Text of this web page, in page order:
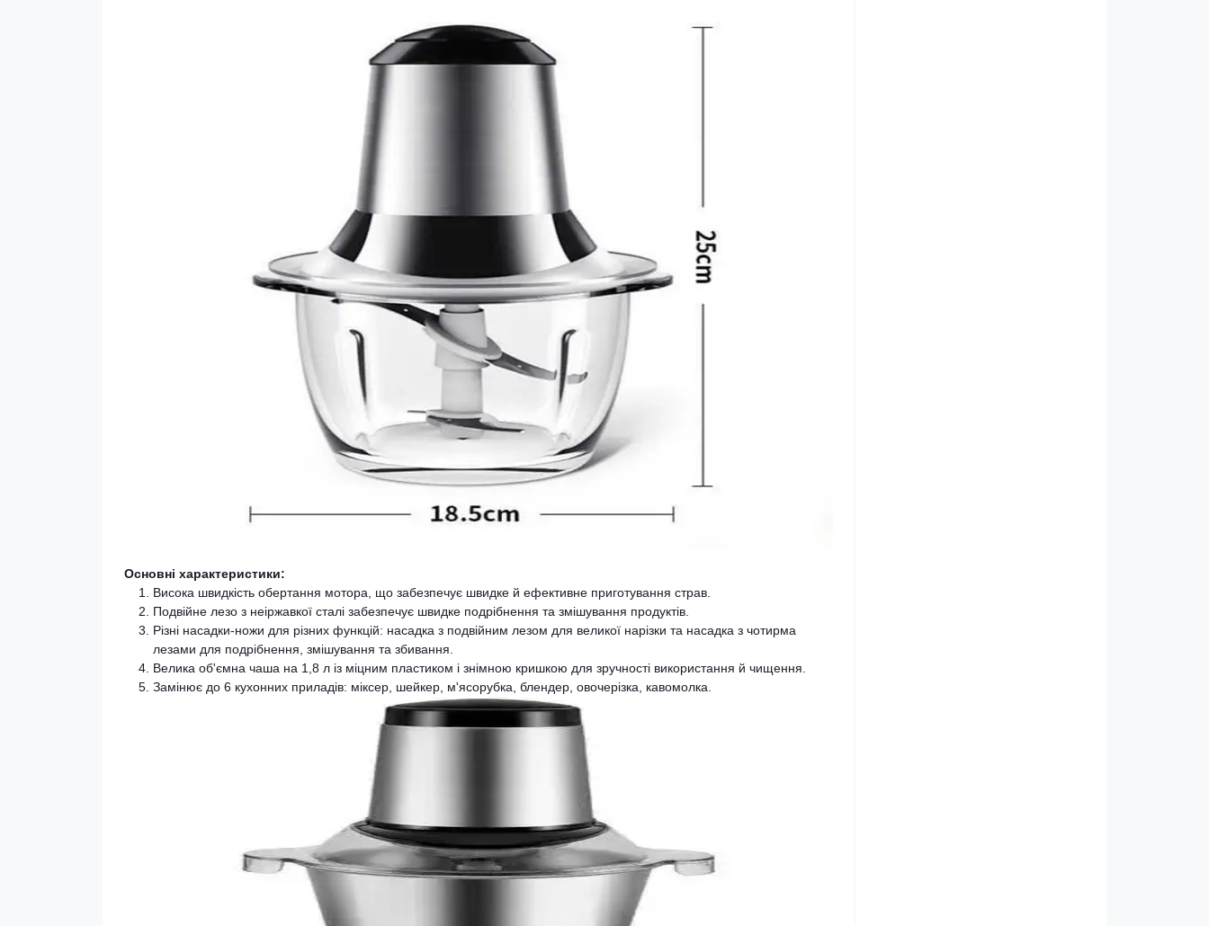
Основні характеристики:
Висока швидкість обертання мотора, що забезпечує швидке й ефективне приготування страв.
Подвійне лезо з неіржавкої сталі забезпечує швидке подрібнення та змішування продуктів.
Різні насадки-ножи для різних функцій: насадка з подвійним лезом для великої нарізки та насадка з чотирма
лезами для подрібнення, змішування та збивання.
Велика об'ємна чаша на 1,8 л із міцним пластиком і знімною кришкою для зручності використання й чищення.
Замінює до 6 кухонних приладів: міксер, шейкер, м'ясорубка, блендер, овочерізка, кавомолка.